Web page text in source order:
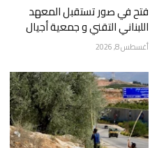
فتح في صور تستقبل المعهد
اللبناني التقني و جمعية أجيال
أغسطس 8, 2026